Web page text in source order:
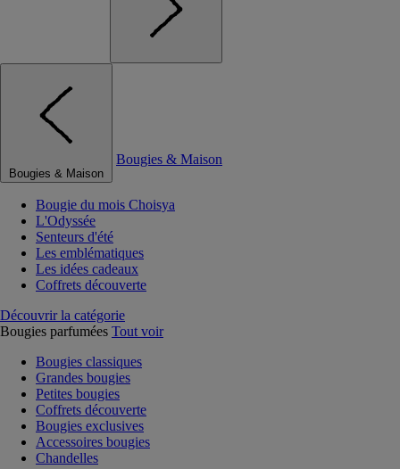
Bougies & Maison
Bougies & Maison
Bougie du mois Choisya
L'Odyssée
Senteurs d'été
Les emblématiques
Les idées cadeaux
Coffrets découverte
Découvrir la catégorie
Bougies parfumées Tout voir
Bougies classiques
Grandes bougies
Petites bougies
Coffrets découverte
Bougies exclusives
Accessoires bougies
Chandelles